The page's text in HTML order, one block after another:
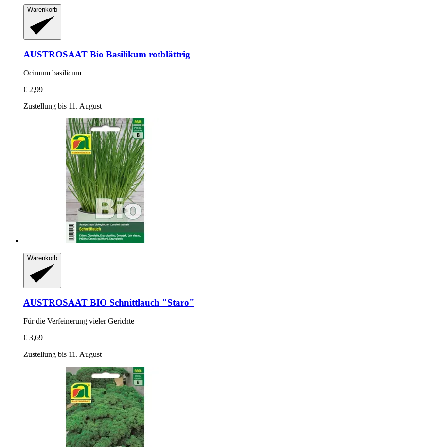
Warenkorb
AUSTROSAAT Bio Basilikum rotblättrig
Ocimum basilicum
€ 2,99
Zustellung bis 11. August
Warenkorb
AUSTROSAAT BIO Schnittlauch "Staro"
Für die Verfeinerung vieler Gerichte
€ 3,69
Zustellung bis 11. August